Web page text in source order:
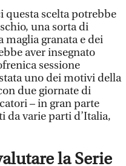
questa scelta potrebbe
una sorta di
maglia granata e dei
aver insegnato
sessione
uno dei motivi della
due giornate di
– in gran parte
da varie parti d’Italia,
la Serie